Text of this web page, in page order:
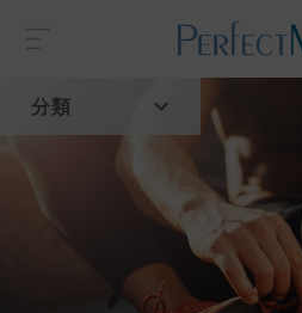
分類
首頁
流行趨勢